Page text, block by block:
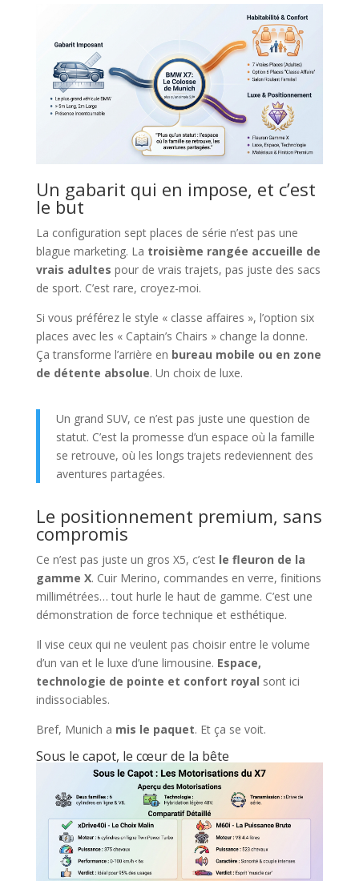
Un gabarit qui en impose, et c’est
le but
La configuration sept places de série n’est pas une
blague marketing. La troisième rangée accueille de
vrais adultes pour de vrais trajets, pas juste des sacs
de sport. C’est rare, croyez-moi.
Si vous préférez le style « classe affaires », l’option six
places avec les « Captain’s Chairs » change la donne.
Ça transforme l’arrière en bureau mobile ou en zone
de détente absolue. Un choix de luxe.
Un grand SUV, ce n’est pas juste une question de
statut. C’est la promesse d’un espace où la famille
se retrouve, où les longs trajets redeviennent des
aventures partagées.
Le positionnement premium, sans
compromis
Ce n’est pas juste un gros X5, c’est le fleuron de la
gamme X. Cuir Merino, commandes en verre, finitions
millimétrées… tout hurle le haut de gamme. C’est une
démonstration de force technique et esthétique.
Il vise ceux qui ne veulent pas choisir entre le volume
d’un van et le luxe d’une limousine. Espace,
technologie de pointe et confort royal sont ici
indissociables.
Bref, Munich a mis le paquet. Et ça se voit.
Sous le capot, le cœur de la bête